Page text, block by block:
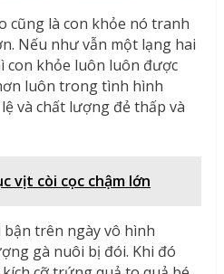
cũng là con khỏe nó tranh
Nếu như vẫn một lạng hai
con khỏe luôn luôn được
luôn trong tình hình
và chất lượng đẻ thấp và
vịt còi cọc chậm lớn
bận trên ngày vô hình
gà nuôi bị đói. Khi đó